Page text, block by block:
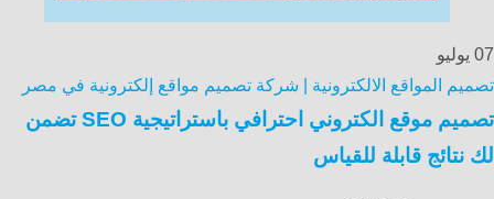
07 يوليو
تصميم المواقع الالكترونية | شركة تصميم مواقع إلكترونية في مصر
تصميم موقع الكتروني احترافي باستراتيجية SEO تضمن
لك نتائج قابلة للقياس